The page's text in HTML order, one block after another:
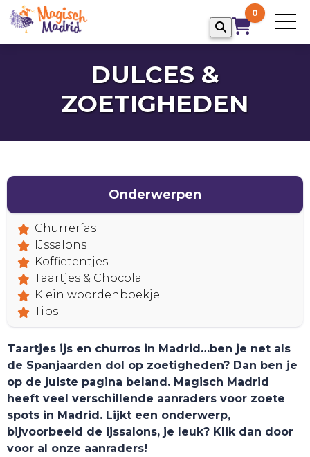
0
DULCES &
ZOETIGHEDEN
Onderwerpen
Churrerías
IJssalons
Koffietentjes
Taartjes & Chocola
Klein woordenboekje
Tips
Taartjes ijs en churros in Madrid…ben je net als
de Spanjaarden dol op zoetigheden? Dan ben je
op de juiste pagina beland. Magisch Madrid
heeft veel verschillende aanraders voor zoete
spots in Madrid. Lijkt een onderwerp,
bijvoorbeeld de ijssalons, je leuk? Klik dan door
voor al onze aanraders!